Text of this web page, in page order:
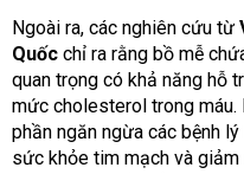
Ngoài ra, các nghiên cứu từ
Quốc chỉ ra rằng bồ mễ
quan trọng có khả năng hỗ
mức cholesterol trong máu.
phần ngăn ngừa các bệnh
sức khỏe tim mạch và giảm